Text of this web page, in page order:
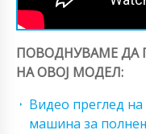
ПОВОДНУВАМЕ ДА
НА ОВОЈ МОДЕЛ:
Видео преглед
машина за